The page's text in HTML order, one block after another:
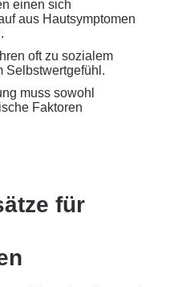
einen sich
aus Hautsymptomen
oft zu sozialem
Selbstwertgefühl.
muss sowohl
Faktoren
für